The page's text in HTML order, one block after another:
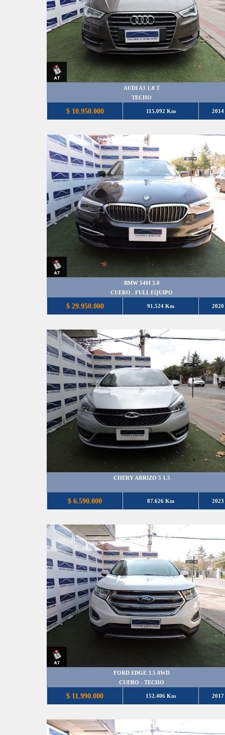
AUDI A3 1.8 T
TECHO
$ 10.950.000 115.092 Km 2014
BMW 540I 3.0
CUERO . FULL EQUIPO
$ 29.950.000 91.524 Km 2020
CHERY ARRIZO 5 1.5
$ 6.590.000 87.626 Km 2023
FORD EDGE 3.5 AWD
CUERO - TECHO
$ 11.990.000 152.406 Km 2017